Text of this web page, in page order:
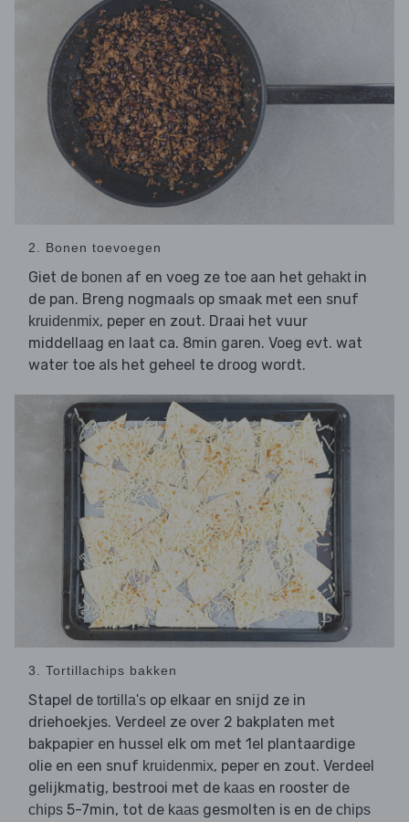
2. Bonen toevoegen
Giet de bonen af en voeg ze toe aan het gehaktin
de pan. Breng nogmaals op smaak met een snuf
kruidenmix, peper en zout. Draai het vuur
middellaag en laat ca. 8min garen. Voeg evt. wat
water toe als het geheel te droog wordt.
3. Tortillachips bakken
Stapel de tortilla's op elkaar en snijd ze in
driehoekjes. Verdeel ze over 2 bakplaten met
bakpapier en hussel elk om met 1el plantaardige
olie en een snuf kruidenmix, peper en zout. Verdeel
gelijkmatig, bestrooi met de kaas en rooster de
chips 5-7min, tot de kaas gesmolten is en de chips